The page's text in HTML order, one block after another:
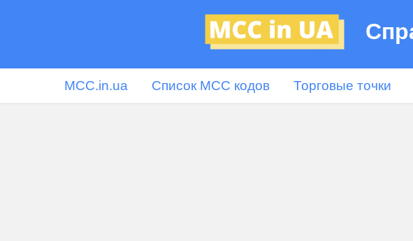
MCC.in.ua Список MCC кодов Торговые точки